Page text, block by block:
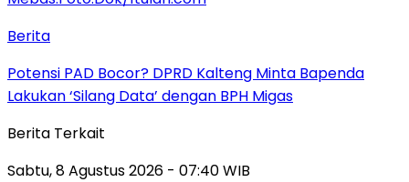
Berita
Potensi PAD Bocor? DPRD Kalteng Minta Bapenda
Lakukan ‘Silang Data’ dengan BPH Migas
Berita Terkait
Sabtu, 8 Agustus 2026 - 07:40 WIB